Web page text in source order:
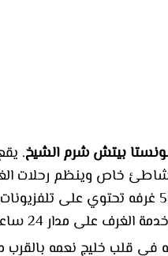
فى قلب خليج نعمه بالقرب
بيتش شرم الشيخ.
شاطئ خاص وينظم رحلات
على طراز فيغاس و6 مسابح وغرفا تبلغ
على مدار 24 ساعة.